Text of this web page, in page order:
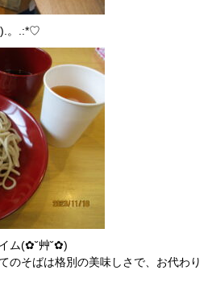
。.:*♡
ム(✿˘艸˘✿)
のそばは格別の美味しさで、お代わり